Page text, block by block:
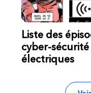
Liste des
cyber-
électriques